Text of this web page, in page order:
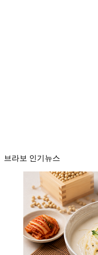
브라보 인기뉴스